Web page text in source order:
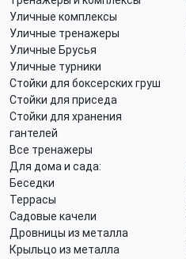
Уличные комплексы
Уличные тренажеры
Уличные Брусья
Уличные турники
Стойки для боксерских груш
Стойки для приседа
Стойки для хранения
гантелей
Все тренажеры
Для дома и сада:
Беседки
Террасы
Садовые качели
Дровницы из металла
Крыльцо из металла